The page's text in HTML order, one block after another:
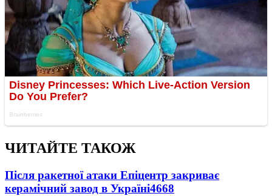
ЧИТАЙТЕ ТАКОЖ
Після ракетної атаки Епіцентр закриває
керамічний завод в Україні4668